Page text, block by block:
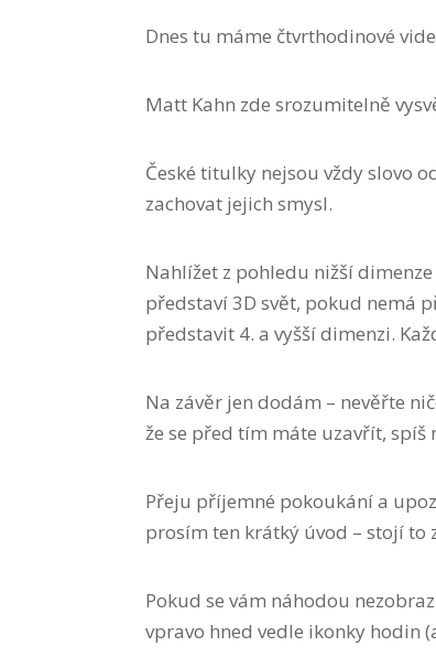
Dnes tu máme čtvrthodinové
Matt Kahn zde srozumitelně
České titulky nejsou vždy slovo
zachovat jejich smysl.
Nahlížet z pohledu nižší
představí 3D svět, pokud nemá
představit 4. a vyšší dimenzi.
Na závěr jen dodám – nevěřte
že se před tím máte uzavřít, spíš
Přeju příjemné pokoukání a
prosím ten krátký úvod – stojí to
Pokud se vám náhodou
vpravo hned vedle ikonky hodin